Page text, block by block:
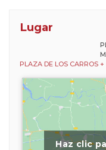
Lugar
PLAZA DE LOS CARROS +
Haz clic